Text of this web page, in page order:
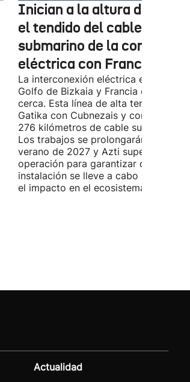
Inician a la altura de
el tendido del cable
submarino de la conexión
eléctrica con Francia
La interconexión eléctrica entre el
Golfo de Bizkaia y Francia está más
cerca. Esta línea de alta tensión unirá
Gatika con Cubnezais y contará con
276 kilómetros de cable submarino.
Los trabajos se prolongarán hasta
verano de 2027 y Azti supervisará la
operación para garantizar que la
instalación se lleve a cabo
el impacto en el ecosistema marino.
Actualidad